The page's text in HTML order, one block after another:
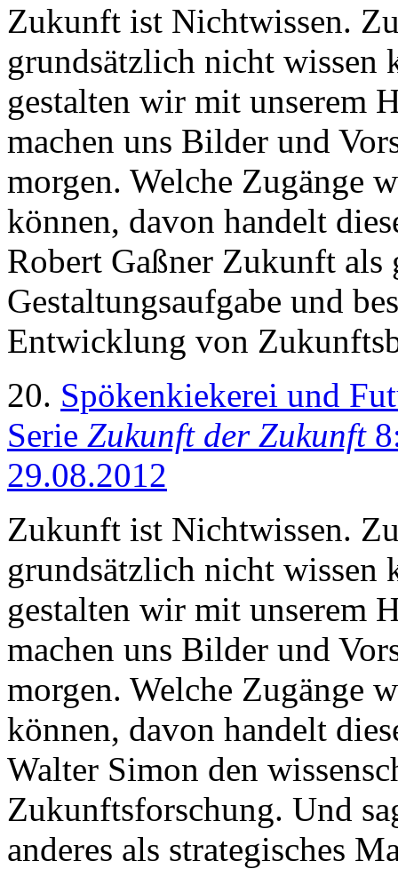
Zukunft ist Nichtwissen.
grundsätzlich nicht wissen
gestalten wir mit unserem
machen uns Bilder und
morgen. Welche Zugänge
können, davon handelt
Robert Gaßner Zukunft als
Gestaltungsaufgabe und
Entwicklung von
20. Spökenkiekerei und
Serie Zukunft der Zukunft
29.08.2012
Zukunft ist Nichtwissen.
grundsätzlich nicht wissen
gestalten wir mit unserem
machen uns Bilder und
morgen. Welche Zugänge
können, davon handelt
Walter Simon den
Zukunftsforschung. Und
anderes als strategisches